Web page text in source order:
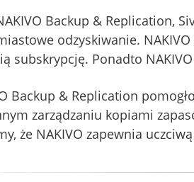
Backup & Replication,
odzyskiwanie.
subskrypcję. Ponadto
Backup & Replication
zarządzaniu kopiami
że NAKIVO zapewnia